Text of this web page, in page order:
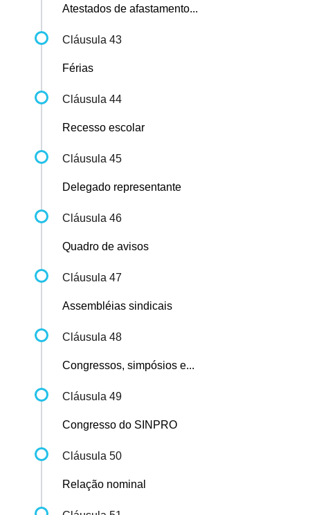
Atestados de afastamento...
Cláusula 43
Férias
Cláusula 44
Recesso escolar
Cláusula 45
Delegado representante
Cláusula 46
Quadro de avisos
Cláusula 47
Assembléias sindicais
Cláusula 48
Congressos, simpósios e...
Cláusula 49
Congresso do SINPRO
Cláusula 50
Relação nominal